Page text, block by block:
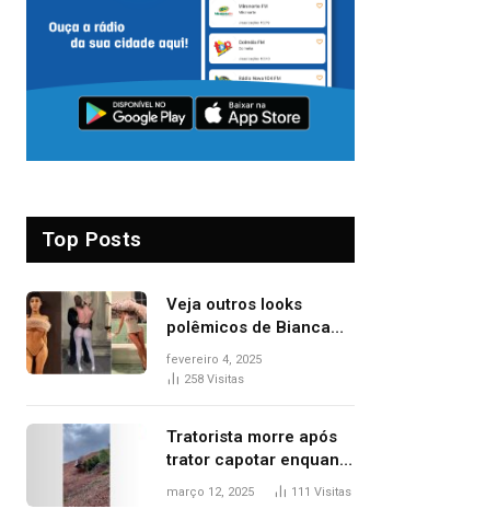
Top Posts
Veja outros looks
polêmicos de Bianca
Censori, esposa de
Kanye West que
fevereiro 4, 2025
258 Visitas
Tratorista morre após
trator capotar enquanto
removia vegetação em
março 12, 2025 111 Visitas